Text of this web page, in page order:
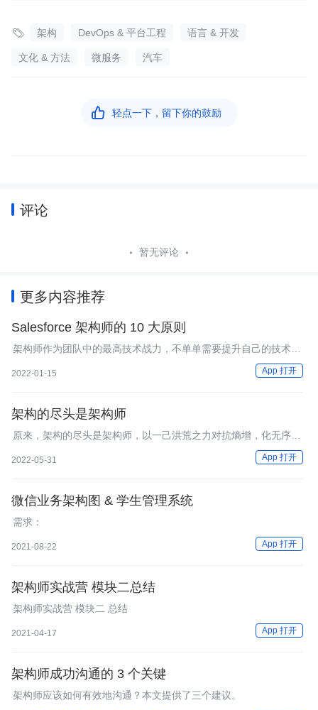
 架构 DevOps & 平台工程 语言 & 开发
文化 & 方法 微服务 汽车
 轻点一下，留下你的鼓励
评论
暂无评论
更多内容推荐
Salesforce 架构师的 10 大原则
架构师作为团队中的最高技术战力，不单单需要提升自己的技术深
度和能力，还需要站在更高的层次考虑技术和架构问题。这篇文章
介绍了Salesforce架构师需要遵循的10个基本原则，理解这些原则
2022-01-15 App 打开
架构的尽头是架构师
原来，架构的尽头是架构师，以一己洪荒之力对抗熵增，化无序为
有序，还得保持情绪稳定，身心健康，动手时候不吃亏。 每个架
构师，都是文理兼通的麦克斯韦妖，没准哪天会成为第六种生产要
2022-05-31 App 打开
微信业务架构图 & 学生管理系统
需求：
2021-08-22 App 打开
架构师实战营 模块二总结
架构师实战营 模块二 总结
2021-04-17 App 打开
架构师成功沟通的 3 个关键
架构师应该如何有效地沟通？本文提供了三个建议。